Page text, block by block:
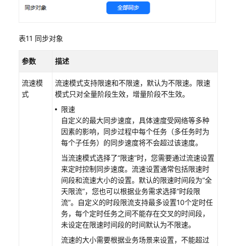
通
考
产
术
语
表11 同步对象
参数 描述
流速模
式
流速模式支持限速和不限速，默认为不限速。限速
模式只对全量阶段生效，增量阶段不生效。
限速
自定义的最大同步速度，具体速度受网络等多种
因素的影响，同步过程中每个任务（多任务时为
每个子任务）的同步速度将不会超过该速度。
当流速模式选择了“限速”时，您需要通过流速设置
来定时控制同步速度。流速设置通常包括限速时
间段和流速大小的设置。默认的限速时间段为“全
天限流”，您也可以根据业务需求选择“时段限
流”。自定义的时段限流支持最多设置10个定时任
务，每个定时任务之间不能存在交叉的时间段，
未设定在限速时间段的时间默认为不限速。
流速的大小需要根据业务场景来设置，不能超过